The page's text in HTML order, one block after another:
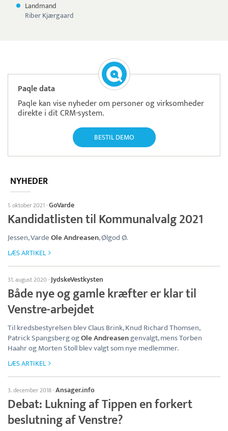
Landmand
Riber Kjærgaard
Paqle data
Paqle kan vise nyheder om personer og virksomheder
direkte i dit CRM-system.
BESTIL DEMO
NYHEDER
1. oktober 2021·GoVarde
Kandidatlisten til Kommunalvalg 2021
Jessen, VardeOle Andreasen, Ølgod Ø.
LÆS ARTIKEL
31. august 2020·JydskeVestkysten
Både nye og gamle kræfter er klar til
Venstre-arbejdet
Til kredsbestyrelsen blev Claus Brink, Knud Richard Thomsen,
Patrick Spangsberg ogOle Andreasengenvalgt, mens Torben
Haahr og Morten Stoll blev valgt som nye medlemmer.
LÆS ARTIKEL
3. december 2018·Ansager.info
Debat: Lukning af Tippen en forkert
beslutning af Venstre?